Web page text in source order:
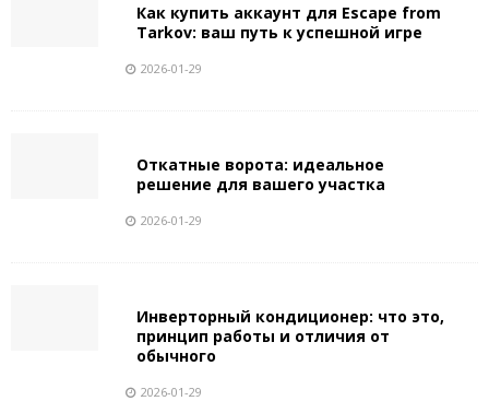
Как купить аккаунт для Escape from
Tarkov: ваш путь к успешной игре
2026-01-29
Откатные ворота: идеальное
решение для вашего участка
2026-01-29
Инверторный кондиционер: что это,
принцип работы и отличия от
обычного
2026-01-29